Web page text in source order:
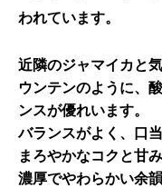
われています。
近隣のジャマイカと
ウンテンのように、
ンスが優れいます。
バランスがよく、口
まろやかなコクと甘み
濃厚でやわらかい余